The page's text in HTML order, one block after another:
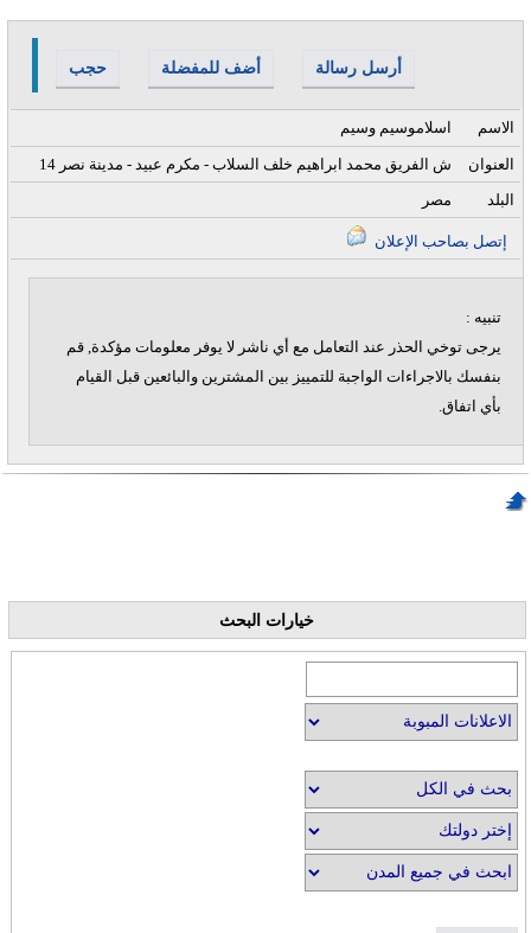
حجب أضف للمفضلة أرسل رسالة
اسلاموسيم وسيم الاسم
14 ش الفريق محمد ابراهيم خلف السلاب - مكرم عبيد - مدينة نصر
العنوان
مصر
البلد
تنبيه :
يرجى توخي الحذر عند التعامل مع أي ناشر لا يوفر معلومات مؤكدة, قم
بنفسك بالاجراءات الواجبة للتمييز بين المشترين والبائعين قبل القيام
بأي اتفاق.
خيارات البحث